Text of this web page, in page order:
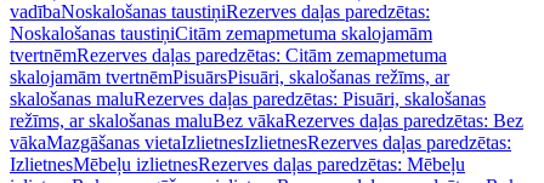
vadībaNoskalošanas taustiņiRezerves daļas paredzētas:
Noskalošanas taustiņiCitām zemapmetuma skalojamām
tvertnēmRezerves daļas paredzētas: Citām zemapmetuma
skalojamām tvertnēmPisuārsPisuāri, skalošanas režīms, ar
skalošanas maluRezerves daļas paredzētas: Pisuāri, skalošanas
režīms, ar skalošanas maluBez vākaRezerves daļas paredzētas: Bez
vākaMazgāšanas vietaIzlietnesIzlietnesRezerves daļas paredzētas:
IzlietnesMēbeļu izlietnesRezerves daļas paredzētas: Mēbeļu